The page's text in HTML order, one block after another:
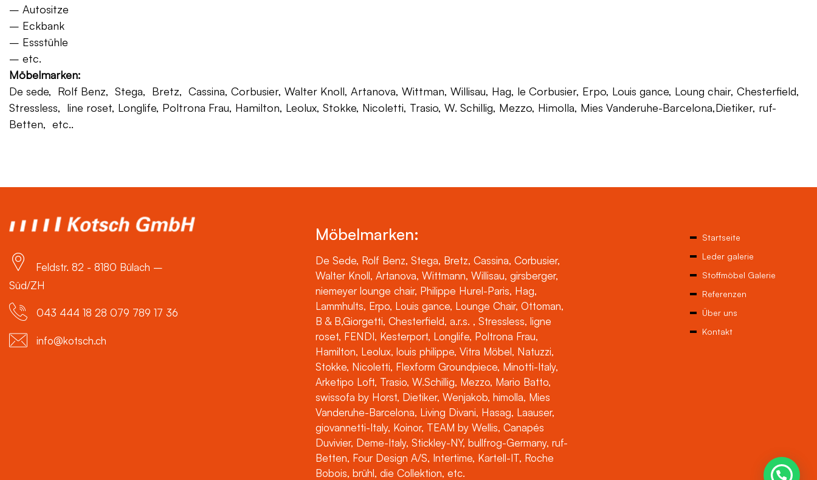
– Autositze
– Eckbank
– Essstühle
– etc.
Möbelmarken:
De sede, Rolf Benz, Stega, Bretz, Cassina, Corbusier, Walter Knoll, Artanova, Wittman, Willisau, Hag, le Corbusier, Erpo, Louis gance, Loung chair, Chesterfield,
Stressless, line roset, Longlife, Poltrona Frau, Hamilton, Leolux, Stokke, Nicoletti, Trasio, W. Schillig, Mezzo, Himolla, Mies Vanderuhe-Barcelona,Dietiker, ruf-
Betten, etc..
Feldstr. 82 - 8180 Bülach –
Süd/ZH
043 444 18 28 079 789 17 36
info@kotsch.ch
Möbelmarken:
De Sede, Rolf Benz, Stega, Bretz, Cassina, Corbusier,
Walter Knoll, Artanova, Wittmann, Willisau, girsberger,
niemeyer lounge chair, Philippe Hurel-Paris, Hag,
Lammhults, Erpo, Louis gance, Lounge Chair, Ottoman,
B & B,Giorgetti, Chesterfield, a.r.s. , Stressless, ligne
roset, FENDI, Kesterport, Longlife, Poltrona Frau,
Hamilton, Leolux, louis philippe, Vitra Möbel, Natuzzi,
Stokke, Nicoletti, Flexform Groundpiece, Minotti-Italy,
Arketipo Loft, Trasio, W.Schillig, Mezzo, Mario Batto,
swissofa by Horst, Dietiker, Wenjakob, himolla, Mies
Vanderuhe-Barcelona, Living Divani, Hasag, Laauser,
giovannetti-Italy, Koinor, TEAM by Wellis, Canapés
Duvivier, Deme-Italy, Stickley-NY, bullfrog-Germany, ruf-
Betten, Four Design A/S, Intertime, Kartell-IT, Roche
Bobois, brühl, die Collektion, etc.
Startseite
Leder galerie
Stoffmöbel Galerie
Referenzen
Über uns
Kontakt